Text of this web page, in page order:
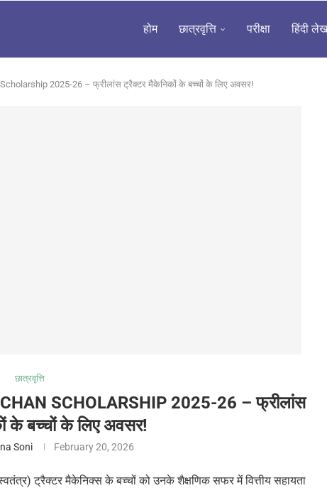
होम छात्रवृत्ति परीक्षा हिंदी लेख
2025-26 – फ्रीलांस ट्रैक्टर मैकेनिकों के बच्चों के लिए अवसर!
छात्रवृत्ति
SCHOLARSHIP 2025-26 – फ्रीलांस
के बच्चों के लिए अवसर!
Soni February 20, 2026
ट्रैक्टर मैकेनिक्स के बच्चों को उनके शैक्षणिक सफर में वित्तीय सहायता